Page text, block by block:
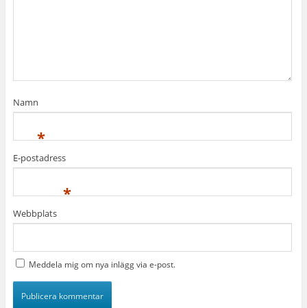
Namn
*
E-postadress
*
Webbplats
Meddela mig om nya inlägg via e-post.